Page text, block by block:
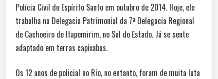
Polícia Civil do Espírito Santo em outubro de 2014. Hoje, ele
trabalha na Delegacia Patrimonial da 7ª Delegacia Regional
de Cachoeiro de Itapemirim, no Sul do Estado. Já se sente
adaptado em terras capixabas.
Os 12 anos de policial no Rio, no entanto, foram de muita luta